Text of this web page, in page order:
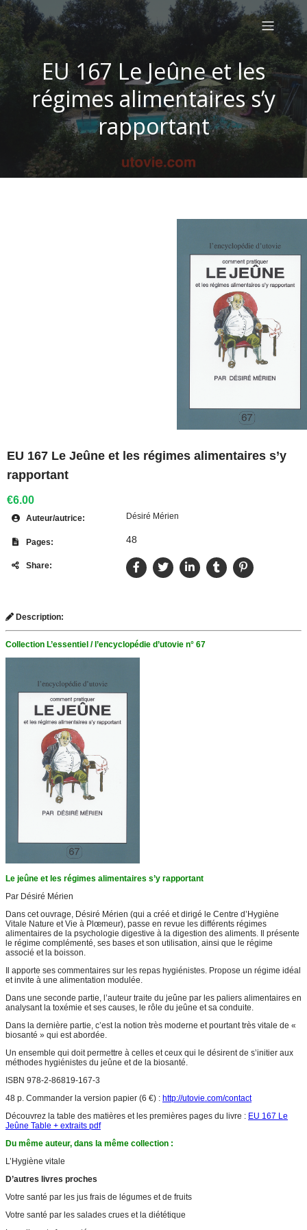
EU 167 Le Jeûne et les
régimes alimentaires s’y
rapportant
EU 167 Le Jeûne et les régimes alimentaires s’y
rapportant
€6.00
Auteur/autrice: Désiré Mérien
Pages: 48
Share:
Description:
Collection L’essentiel / l’encyclopédie d’utovie n° 67
Le jeûne et les régimes alimentaires s’y rapportant
Par Désiré Mérien
Dans cet ouvrage, Désiré Mérien (qui a créé et dirigé le Centre d’Hygiène
Vitale Nature et Vie à Plœmeur), passe en revue les différents régimes
alimentaires de la psychologie digestive à la digestion des aliments. Il présente
le régime complémenté, ses bases et son utilisation, ainsi que le régime
associé et la boisson.
Il apporte ses commentaires sur les repas hygiénistes. Propose un régime idéal
et invite à une alimentation modulée.
Dans une seconde partie, l’auteur traite du jeûne par les paliers alimentaires en
analysant la toxémie et ses causes, le rôle du jeûne et sa conduite.
Dans la dernière partie, c’est la notion très moderne et pourtant très vitale de «
biosanté » qui est abordée.
Un ensemble qui doit permettre à celles et ceux qui le désirent de s’initier aux
méthodes hygiénistes du jeûne et de la biosanté.
ISBN 978-2-86819-167-3
48 p. Commander la version papier (6 €) : http://utovie.com/contact
Découvrez la table des matières et les premières pages du livre : EU 167 Le
Jeûne Table + extraits pdf
Du même auteur, dans la même collection :
L’Hygiène vitale
D’autres livres proches
Votre santé par les jus frais de légumes et de fruits
Votre santé par les salades crues et la diététique